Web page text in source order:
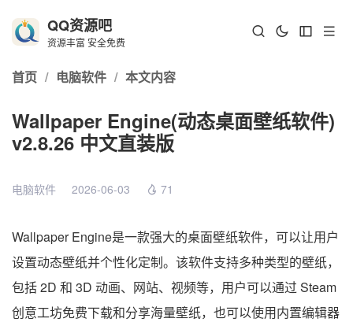
QQ资源吧
资源丰富 安全免费
首页 / 电脑软件 / 本文内容
Wallpaper Engine(动态桌面壁纸软件)
v2.8.26 中文直装版
电脑软件 2026-06-03 71
Wallpaper Engine是一款强大的桌面壁纸软件，可以让用户
设置动态壁纸并个性化定制。该软件支持多种类型的壁纸，
包括 2D 和 3D 动画、网站、视频等，用户可以通过 Steam
创意工坊免费下载和分享海量壁纸，也可以使用内置编辑器